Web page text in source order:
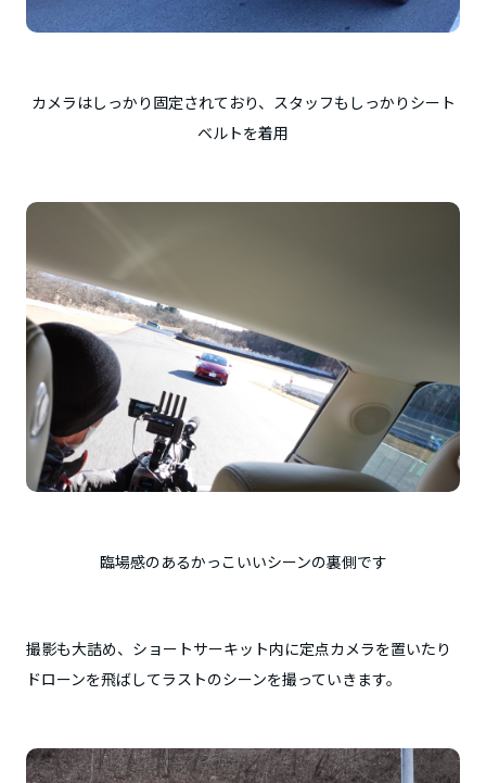
カメラはしっかり固定されており、スタッフもしっかりシート
ベルトを着用
臨場感のあるかっこいいシーンの裏側です
撮影も大詰め、ショートサーキット内に定点カメラを置いたり
ドローンを飛ばしてラストのシーンを撮っていきます。